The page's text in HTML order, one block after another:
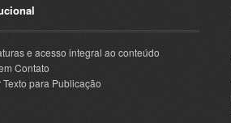
e acesso integral ao conteúdo
Contato
Texto para Publicação